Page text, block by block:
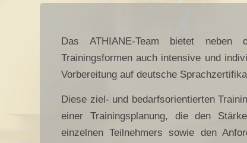
Das ATHIANE-Team bietet neben
Trainingsformen auch intensive und
Vorbereitung auf deutsche
Diese ziel- und bedarfsorientierten
einer Trainingsplanung, die den
einzelnen Teilnehmers sowie den